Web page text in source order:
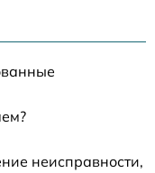
неисправности,